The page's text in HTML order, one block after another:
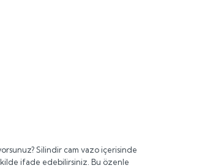
Silindir cam vazo içerisinde
ifade edebilirsiniz. Bu özenle